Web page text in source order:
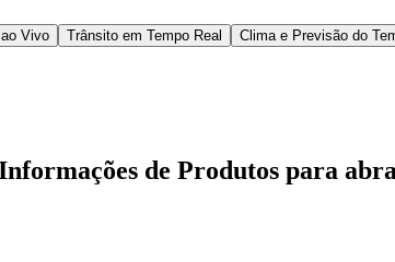
Vivo Trânsito em Tempo Real Clima e Previsão do
de Produtos para